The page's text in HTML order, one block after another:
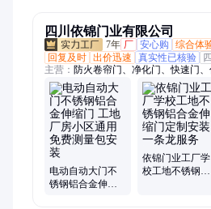
四川依锦门业有限公司
7年 厂 安心购 综合体
回复及时 出价迅速 真实性已核验
主营： 防火卷帘门、净化门、快速门
壁、卷帘门、铝合金卷帘门、防火挡
玻璃感应门、工业平开门、水晶卷帘
抗风卷帘门、自动门、防火门、工业
门、自由门、快速卷帘门
电动自动大门不
锈钢铝合金伸缩
依锦门业工厂学
校工地不锈钢铝